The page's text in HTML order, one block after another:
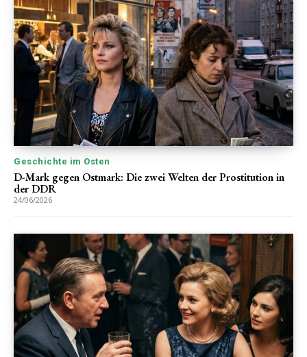
Geschichte im Osten
D-Mark gegen Ostmark: Die zwei Welten der Prostitution in
der DDR
24/06/2026